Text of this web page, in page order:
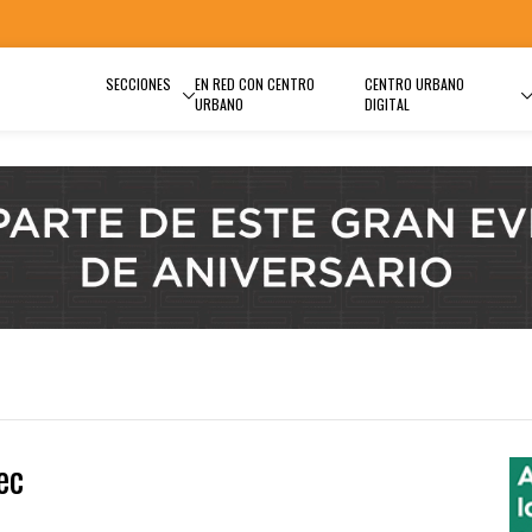
SECCIONES
EN RED CON CENTRO
URBANO
CENTRO URBANO
DIGITAL